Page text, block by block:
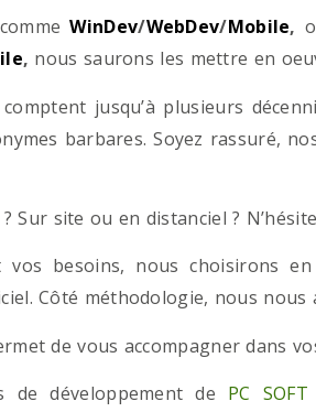
WinDev/WebDev/Mobile,
, nous saurons les mettre en
jusqu’à plusieurs
barbares. Soyez
site ou en distanciel ?
besoins, nous choisirons
Côté méthodologie, nous nous
de vous accompagner dans
de développement de PC SOFT